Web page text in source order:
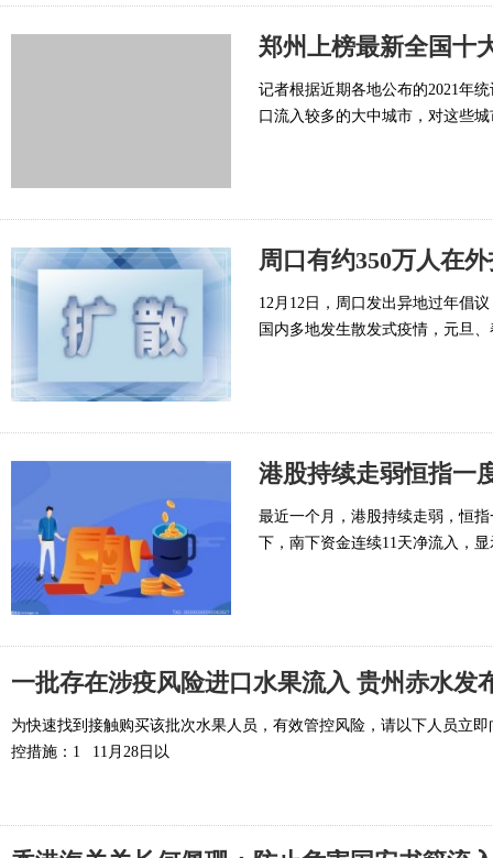
郑州上榜最新全国十
记者根据近期各地公布的2021年
口流入较多的大中城市，对这些
周口有约350万人在
12月12日，周口发出异地过年倡
国内多地发生散发式疫情，元旦
港股持续走弱恒指一
最近一个月，港股持续走弱，恒
下，南下资金连续11天净流入，
一批存在涉疫风险进口水果流入 贵州赤水发
为快速找到接触购买该批次水果人员，有效管控风险，请以下人员立
控措施：1 11月28日以